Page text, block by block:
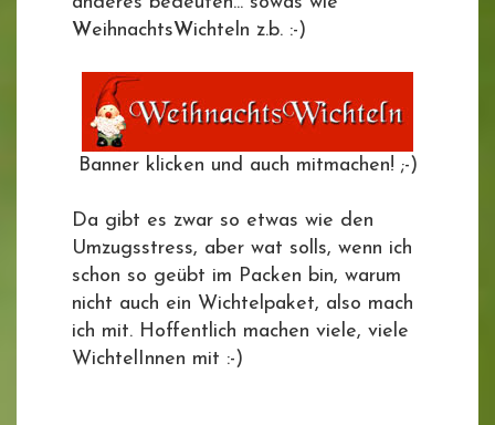
WeihnachtsWichteln z.b. :-)
Banner klicken und auch mitmachen! ;-)
Da gibt es zwar so etwas wie den
Umzugsstress, aber wat solls, wenn ich
schon so geübt im Packen bin, warum
nicht auch ein Wichtelpaket, also mach
ich mit. Hoffentlich machen viele, viele
WichtelInnen mit :-)